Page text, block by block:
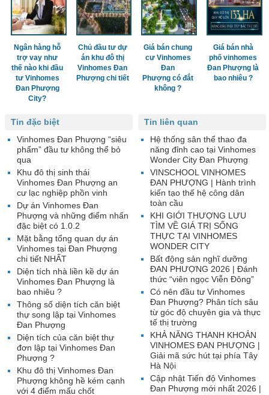
Ngân hàng hỗ
trợ vay như
thế nào khi đầu
tư Vinhomes
Đan Phượng
City?
Chủ đầu tư dự
án khu đô thị
Vinhomes Đan
Phượng chi tiết
Giá bán chung
cư Vinhomes
Đan
Phượng có đắt
không ?
Giá bán nhà
phố vinhomes
Đan Phượng là
bao nhiêu ?
Tin liên quan
Hệ thống sân thể thao đa
năng đỉnh cao tại Vinhomes
Wonder City Đan Phượng
VINSCHOOL VINHOMES
ĐAN PHƯỢNG | Hành trình
kiến tạo thế hệ công dân
toàn cầu
KHI GIỚI THƯỢNG LƯU
TÌM VỀ GIÁ TRỊ SỐNG
THỰC TẠI VINHOMES
WONDER CITY
Bất động sản nghĩ dưỡng
ĐAN PHƯỢNG 2026 | Đánh
thức “viên ngọc Viễn Đông”
Có nên đầu tư Vinhomes
Đan Phượng? Phân tích sâu
từ góc độ chuyên gia và thực
tế thị trường
KHẢ NĂNG THANH KHOẢN
VINHOMES ĐAN PHƯỢNG |
Giải mã sức hút tại phía Tây
Hà Nội
Cập nhật Tiến độ Vinhomes
Đan Phượng mới nhất 2026 |
Tin đặc biệt
Vinhomes Đan Phượng “siêu
phẩm” đầu tư không thể bỏ
qua
Khu đô thị sinh thái
Vinhomes Đan Phượng an
cư lạc nghiệp phồn vinh
Dự án Vinhomes Đan
Phượng và những điểm nhấn
đặc biệt có 1.0.2
Mặt bằng tổng quan dự án
Vinhomes tại Đan Phượng
chi tiết NHẤT
Diện tích nhà liền kề dự án
Vinhomes Đan Phượng là
bao nhiêu ?
Thông số diện tích căn biệt
thự song lập tại Vinhomes
Đan Phượng
Diện tích của căn biệt thự
đơn lập tại Vinhomes Đan
Phượng ?
Khu đô thị Vinhomes Đan
Phượng không hề kém cạnh
với 4 điểm mấu chốt